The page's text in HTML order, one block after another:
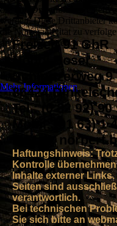
Freizeit´91 GbR
Nobbi Boser
Schmuzerweg 9
86424
Tel.: (0 82 92) 90
Mobil: (01 63) 1
E-Mail:
Haftungshinweis:
Kontrolle
Inhalte externer
Seiten sind
verantwortlich.
Bei technischen
Sie sich bitte an
die von Drittanbietern
werden. Diese Drittanbieter
die Nutzeraktivität zu
und zu optimieren.
Ablehnen
Speichern
Mehr Informationen